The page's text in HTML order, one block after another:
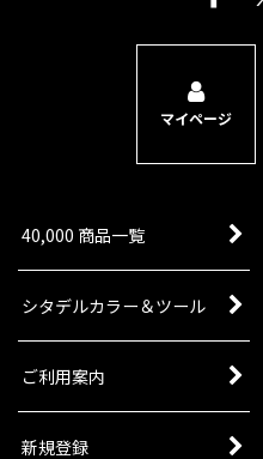
マイページ
40,000 商品一覧
シタデルカラー＆ツール
ご利用案内
新規登録